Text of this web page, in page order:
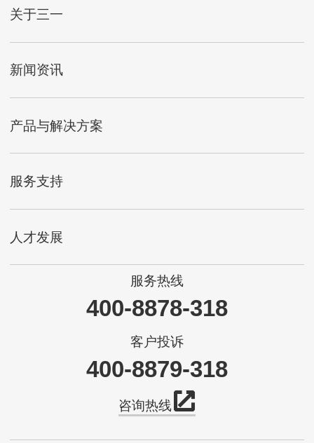
关于三一
新闻资讯
产品与解决方案
服务支持
人才发展
服务热线
400-8878-318
客户投诉
400-8879-318
咨询热线